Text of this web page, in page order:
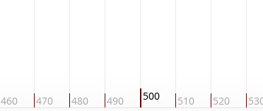
460 470 480 490 500 510 520